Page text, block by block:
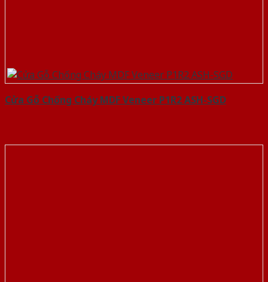
Cửa Gỗ Chống Cháy MDF Veneer P1R2 ASH-SGD